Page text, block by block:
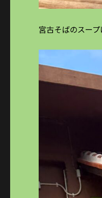
宮古そばのスー